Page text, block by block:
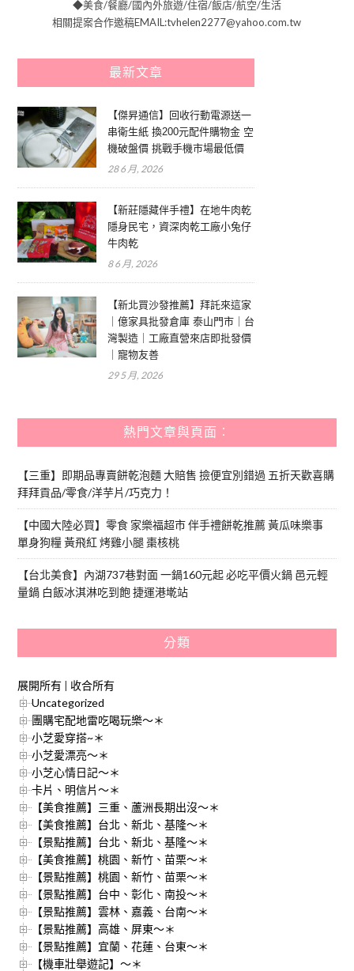
◆美食/餐廳/國內外旅遊/住宿/飯店/航空/生活
相關提案合作邀稿EMAIL:tvhelen2277@yahoo.com.tw
最新文章
【傑昇通信】回收行動電源送一
串衛生紙 換200元配件購物金 空
機破盤價 挑戰手機市場最低價
28 6 月, 2026
【新莊隱藏伴手禮】在地牛肉乾
隱身民宅，資深肉乾工廠小兔仔
牛肉乾
8 6 月, 2026
【新北買沙發推薦】拜託來這家
｜億家具批發倉庫 泰山門市｜台
灣製造｜工廠直營來店即批發價
｜寵物友善
29 5 月, 2026
熱門文章與頁面︰
【三重】即期品專賣餅乾泡麵 大賠售 撿便宜別錯過 五折天歡喜購
拜拜貢品/零食/洋芋片/巧克力！
【中國大陸必買】零食 家樂福超市 伴手禮餅乾推薦 黃瓜味樂事
單身狗糧 黃飛紅 烤雞小腿 棗核桃
【台北美食】內湖737巷對面 一鍋160元起 必吃平價火鍋 邑元輕
量鍋 白飯冰淇淋吃到飽 捷運港墘站
分類
展開所有 | 收合所有
Uncategorized
團購宅配地雷吃喝玩樂～＊
小芝愛穿搭~＊
小芝愛漂亮～＊
小芝心情日記～＊
卡片、明信片～＊
【美食推薦】三重、蘆洲長期出沒～＊
【美食推薦】台北、新北、基隆～＊
【景點推薦】台北、新北、基隆～＊
【美食推薦】桃園、新竹、苗栗～＊
【景點推薦】桃園、新竹、苗栗～＊
【景點推薦】台中、彰化、南投～＊
【景點推薦】雲林、嘉義、台南～＊
【景點推薦】高雄、屏東～＊
【景點推薦】宜蘭、花蓮、台東～＊
【機車壯舉遊記】～＊